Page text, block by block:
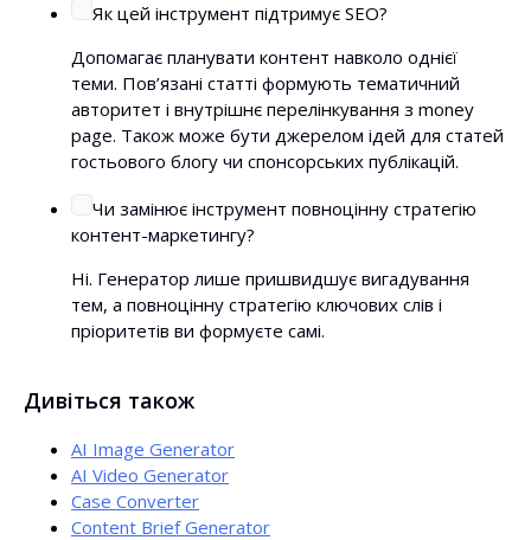
Як цей інструмент підтримує SEO?
Допомагає планувати контент навколо однієї
теми. Пов’язані статті формують тематичний
авторитет і внутрішнє перелінкування з money
page. Також може бути джерелом ідей для статей
гостьового блогу чи спонсорських публікацій.
Чи замінює інструмент повноцінну стратегію
контент-маркетингу?
Ні. Генератор лише пришвидшує вигадування
тем, а повноцінну стратегію ключових слів і
пріоритетів ви формуєте самі.
Дивіться також
AI Image Generator
AI Video Generator
Case Converter
Content Brief Generator